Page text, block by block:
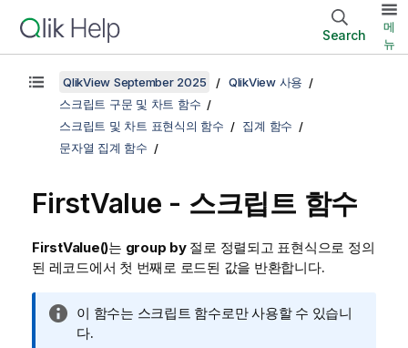
Search
메
뉴
QlikView September 2025
QlikView 사용
스크립트 구문 및 차트 함수
스크립트 및 차트 표현식의 함수
집계 함수
문자열 집계 함수
FirstValue - 스크립트 함수
FirstValue()는 group by절로 정렬되고 표현식으로 정의
된 레코드에서 첫 번째로 로드된 값을 반환합니다.
정
보
이 함수는 스크립트 함수로만 사용할 수 있습니
다.